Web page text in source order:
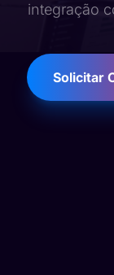
integração
Solicitar